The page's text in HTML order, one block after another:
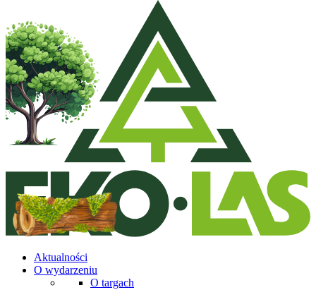
Aktualności
O wydarzeniu
O targach